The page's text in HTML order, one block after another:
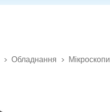
Обладнання Мікроскопи